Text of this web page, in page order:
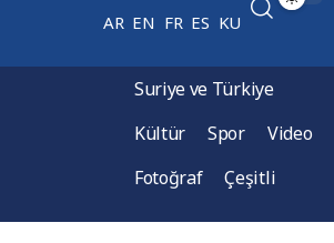
AR EN FR ES KU
Suriye ve Türkiye
Kültür
Spor
Video
Fotoğraf
Çeşitli